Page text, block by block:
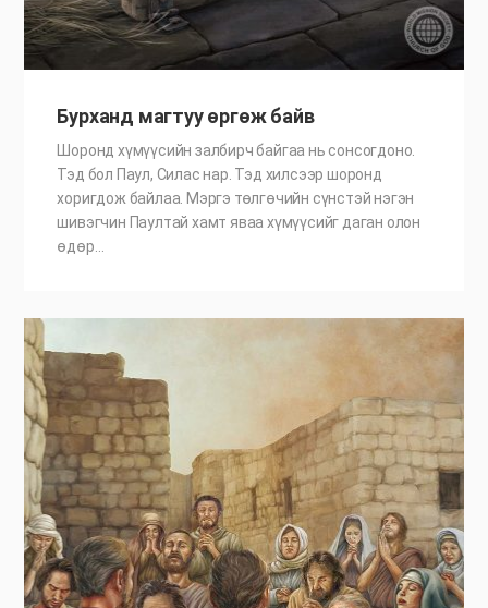
Бурханд магтуу өргөж байв
Шоронд хүмүүсийн залбирч байгаа нь сонсогдоно.
Тэд бол Паул, Силас нар. Тэд хилсээр шоронд
хоригдож байлаа. Мэргэ төлгөчийн сүнстэй нэгэн
шивэгчин Паултай хамт яваа хүмүүсийг даган олон
өдөр…